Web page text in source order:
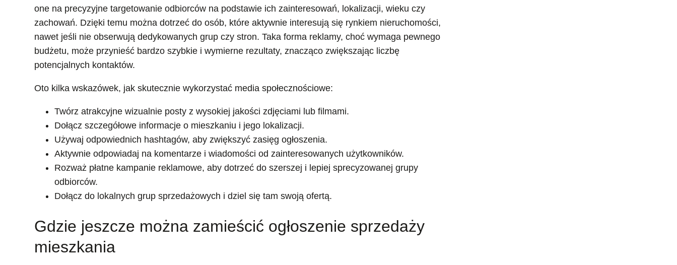
one na precyzyjne targetowanie odbiorców na podstawie ich zainteresowań, lokalizacji, wieku czy
zachowań. Dzięki temu można dotrzeć do osób, które aktywnie interesują się rynkiem nieruchomości,
nawet jeśli nie obserwują dedykowanych grup czy stron. Taka forma reklamy, choć wymaga pewnego
budżetu, może przynieść bardzo szybkie i wymierne rezultaty, znacząco zwiększając liczbę
potencjalnych kontaktów.
Oto kilka wskazówek, jak skutecznie wykorzystać media społecznościowe:
Twórz atrakcyjne wizualnie posty z wysokiej jakości zdjęciami lub filmami.
Dołącz szczegółowe informacje o mieszkaniu i jego lokalizacji.
Używaj odpowiednich hashtagów, aby zwiększyć zasięg ogłoszenia.
Aktywnie odpowiadaj na komentarze i wiadomości od zainteresowanych użytkowników.
Rozważ płatne kampanie reklamowe, aby dotrzeć do szerszej i lepiej sprecyzowanej grupy
odbiorców.
Dołącz do lokalnych grup sprzedażowych i dziel się tam swoją ofertą.
Gdzie jeszcze można zamieścić ogłoszenie sprzedaży
mieszkania